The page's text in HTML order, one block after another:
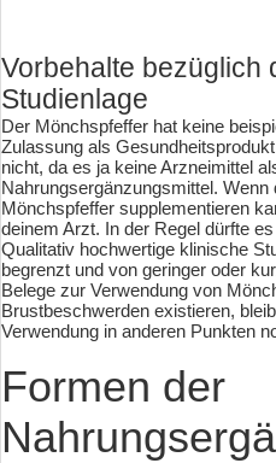
Vorbehalte bezüglich
Studienlage
Der Mönchspfeffer hat keine
Zulassung als
nicht, da es ja keine Arzneimittel
Nahrungsergänzungsmittel.
Mönchspfeffer supplementieren
deinem Arzt. In der Regel dürfte
Qualitativ hochwertige klinische
begrenzt und von geringer oder
Belege zur Verwendung von
Brustbeschwerden existieren,
Verwendung in anderen Punkten
Formen der